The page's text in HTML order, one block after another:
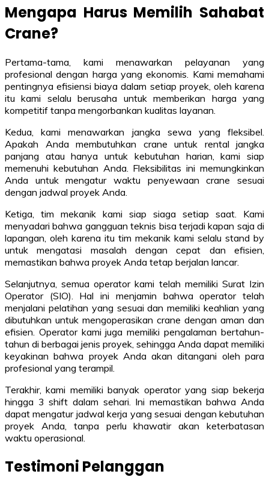
Mengapa Harus Memilih Sahabat
Crane?
Pertama-tama, kami menawarkan pelayanan yang
profesional dengan harga yang ekonomis. Kami memahami
pentingnya efisiensi biaya dalam setiap proyek, oleh karena
itu kami selalu berusaha untuk memberikan harga yang
kompetitif tanpa mengorbankan kualitas layanan.
Kedua, kami menawarkan jangka sewa yang fleksibel.
Apakah Anda membutuhkan crane untuk rental jangka
panjang atau hanya untuk kebutuhan harian, kami siap
memenuhi kebutuhan Anda. Fleksibilitas ini memungkinkan
Anda untuk mengatur waktu penyewaan crane sesuai
dengan jadwal proyek Anda.
Ketiga, tim mekanik kami siap siaga setiap saat. Kami
menyadari bahwa gangguan teknis bisa terjadi kapan saja di
lapangan, oleh karena itu tim mekanik kami selalu stand by
untuk mengatasi masalah dengan cepat dan efisien,
memastikan bahwa proyek Anda tetap berjalan lancar.
Selanjutnya, semua operator kami telah memiliki Surat Izin
Operator (SIO). Hal ini menjamin bahwa operator telah
menjalani pelatihan yang sesuai dan memiliki keahlian yang
dibutuhkan untuk mengoperasikan crane dengan aman dan
efisien. Operator kami juga memiliki pengalaman bertahun-
tahun di berbagai jenis proyek, sehingga Anda dapat memiliki
keyakinan bahwa proyek Anda akan ditangani oleh para
profesional yang terampil.
Terakhir, kami memiliki banyak operator yang siap bekerja
hingga 3 shift dalam sehari. Ini memastikan bahwa Anda
dapat mengatur jadwal kerja yang sesuai dengan kebutuhan
proyek Anda, tanpa perlu khawatir akan keterbatasan
waktu operasional.
Testimoni Pelanggan